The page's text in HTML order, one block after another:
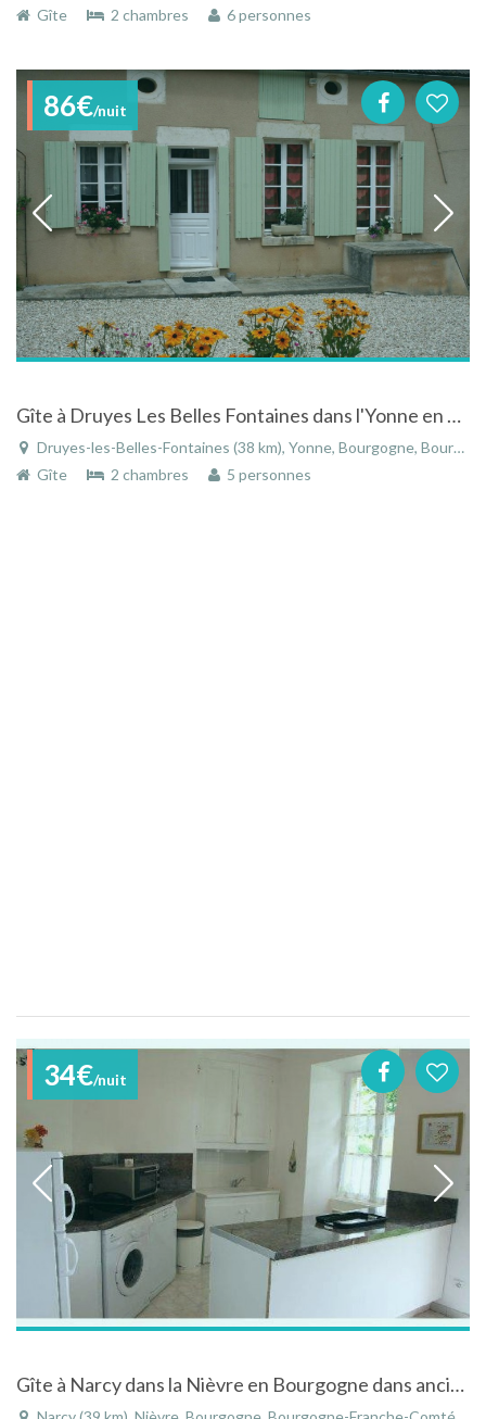
Gîte
2 chambres 6 personnes
86€/nuit
Gîte à Druyes Les Belles Fontaines dans l'Yonne en Bourgogne au domaine du Bouloy
Druyes-les-Belles-Fontaines (38 km), Yonne, Bourgogne, Bourgogne-Franche-Comté, France
Gîte
2 chambres 5 personnes
34€/nuit
Gîte à Narcy dans la Nièvre en Bourgogne dans ancienne ferme